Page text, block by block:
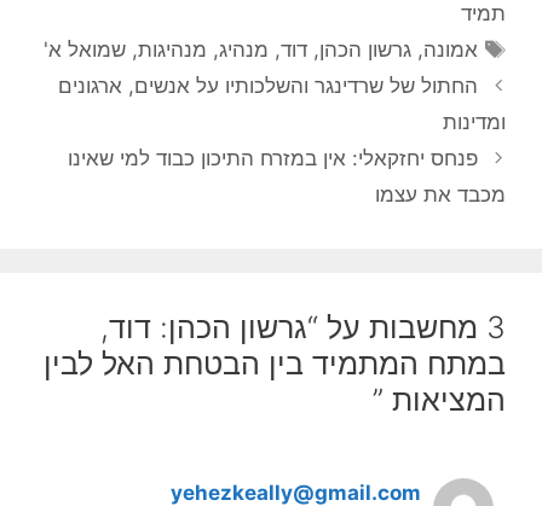
תמיד
תגיות
אמונה,גרשון הכהן,דוד, מנהיג, מנהיגות,שמואל א'
החתול של שרדינגר והשלכותיו על אנשים, ארגונים
ומדינות
פנחס יחזקאלי: אין במזרח התיכון כבוד למי שאינו
מכבד את עצמו
3 מחשבות על “גרשון הכהן: דוד,
במתח המתמיד בין הבטחת האל לבין
המציאות ”
yehezkeally@gmail.com